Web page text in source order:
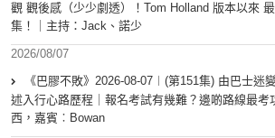
觀 觀後感（少少劇透）！Tom Holland 版本以來
集！｜主持：Jack、諾少
2026/08/07
《巴膠不敗》2026-08-07︱(第151集) 由巴士迷
述入行心路歷程｜報名考試有幾難？邊啲路線最考
西，嘉賓︰Bowan